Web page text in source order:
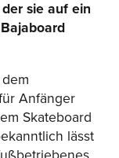
sie auf ein
Anfänger
Skateboard
lässt